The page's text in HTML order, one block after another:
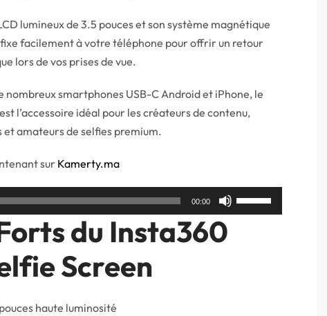
lumineux de 3.5 pouces et son système magnétique
facilement à votre téléphone pour offrir un retour
lors de vos prises de vue.
nombreux smartphones USB-C Android et iPhone, le
l’accessoire idéal pour les créateurs de contenu,
et amateurs de selfies premium.
sur Kamerty.ma
00:00
Utilisez
les
du Insta360
Screen
haute luminosité